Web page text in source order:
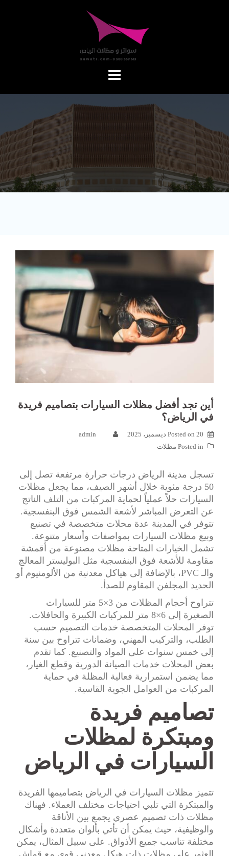
أين تجد أفضل مظلات السيارات بتصاميم فريدة
في الرياض؟
Posted on 20 ديسمبر، 2025
admin
Posted in مظلات
تسجل مدينة الرياض درجات حرارة مرتفعة تصل إلى
50 درجة مئوية خلال أشهر الصيف، مما يجعل مظلات
السيارات حلاً عملياً لحماية المركبات من التلف الناتج
عن التعرض المباشر لأشعة الشمس فوق البنفسجية.
تتوفر في المدينة عدة محلات متخصصة في تصنيع
وبيع مظلات السيارات بمواصفات وأسعار متنوعة.
تشمل الخيارات المتاحة مظلات مصنوعة من أقمشة
مقاومة للأشعة فوق البنفسجية مثل البوليستر المعالج
والـ PVC، بالإضافة إلى هياكل معدنية من الألومنيوم أو
الحديد المجلفن المقاوم للصدأ.
تتراوح أحجام المظلات من 3×5 متر للسيارات
الصغيرة إلى 6×8 متر للمركبات الكبيرة والحافلات.
توفر المحلات المتخصصة خدمات التصميم حسب
الطلب، والتركيب المهني، وضمانات تتراوح بين سنة
إلى خمس سنوات على المواد والتصنيع. كما تقدم
بعض المحلات خدمات الصيانة الدورية وقطع الغيار،
مما يضمن استمرارية فعالية المظلة في حماية
المركبات من العوامل الجوية القاسية.
تصاميم فريدة
ومبتكرة لمظلات
السيارات في الرياض
تتميز مظلات السيارات في الرياض بتصاميمها الفريدة
والمبتكرة التي تلبي احتياجات مختلف العملاء. فهناك
مظلات ذات تصميم عصري يجمع بين الأناقة
والوظيفية، حيث يمكن أن تأتي بألوان متعددة وأشكال
مختلفة تناسب جميع الأذواق. على سبيل المثال، يمكن
العثور على مظلات ذات هيكل معدني قوي مع قماش